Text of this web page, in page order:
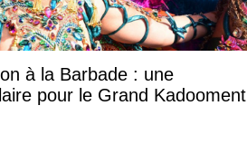
à la Barbade : une
pour le Grand Kadooment